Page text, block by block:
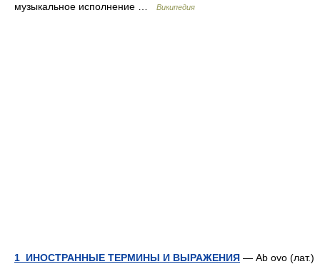
музыкальное исполнение …
Википедия
1_ИНОСТРАННЫЕ ТЕРМИНЫ И ВЫРАЖЕНИЯ — Ab ovo (лат.)